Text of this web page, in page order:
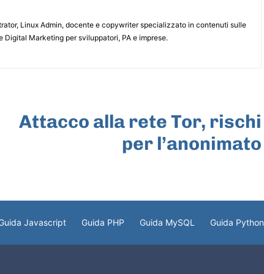
Linux Admin, docente e copywriter specializzato in contenuti sulle
Marketing per sviluppatori, PA e imprese.
Attacco alla rete Tor, rischi
per l’anonimato
Javascript Guida PHP Guida MySQL Guida Python